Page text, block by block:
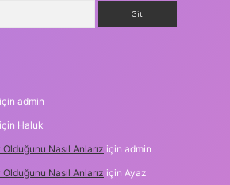
için admin
için Haluk
Nasıl Anlarız için admin
Nasıl Anlarız için Ayaz